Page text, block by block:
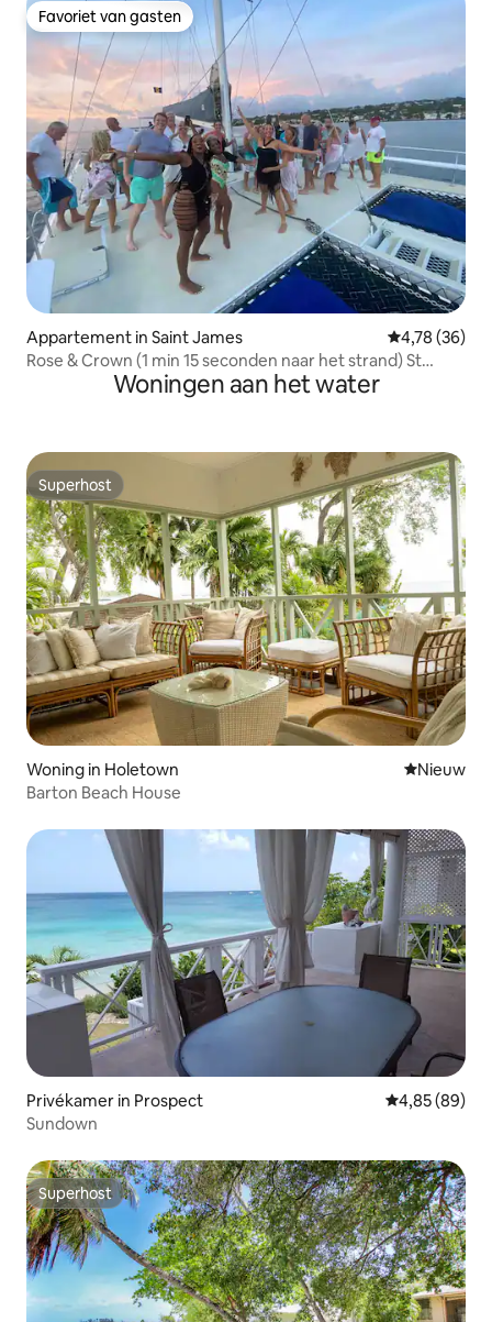
Favoriet van gasten
Favoriet van gasten
Appartement in Saint James Gemiddelde
4,78 (36)
Rose & Crown (1 min 15 seconden naar het strand) St
Woningen aan het water
Superhost
Superhost
Woning in Holetown Nieuwe
Nieuw
Barton Beach House
Privékamer in Prospect Gemiddelde
4,85 (89)
Sundown
Superhost
Superhost